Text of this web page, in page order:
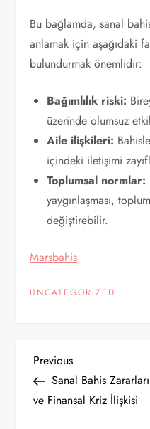
Bu bağlamda, sanal
anlamak için aşağıdaki
bulundurmak önemlidir:
Bağımlılık riski:
üzerinde olumsuz
Aile ilişkileri:
içindeki iletişimi
Toplumsal normlar:
yaygınlaşması,
değiştirebilir.
Marsbahis
UNCATEGORIZED
Y
a
Previous
Post
Previous
Sanal Bahis Zararları
ve Finansal Kriz İlişkisi